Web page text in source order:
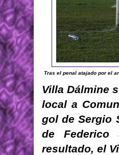
Tras el penal atajado por el
Villa Dálmine
local a
gol de Sergio
de Federico
resultado, el